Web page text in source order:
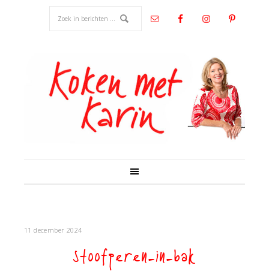
11 december 2024
stoofperen-in-bak